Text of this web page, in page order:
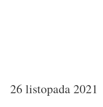
26 listopada 2021